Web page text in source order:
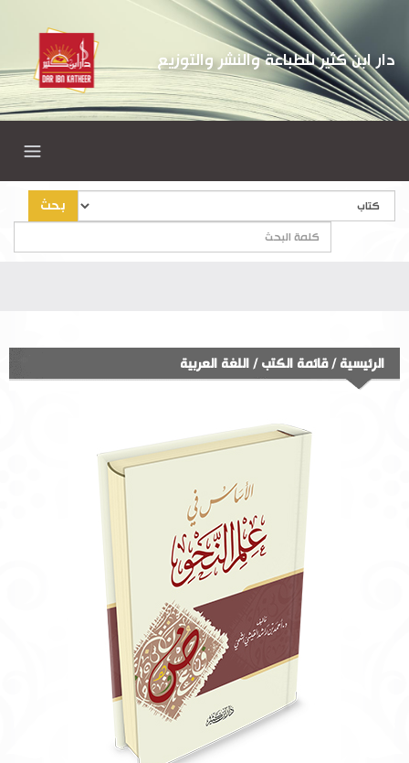
دار ابن كثير للطباعة والنشر والتوزيع
بحث
الرئيسية /قائمة الكتب/ اللغة العربية